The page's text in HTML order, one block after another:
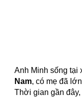
Anh Minh sống tại
Nam, có mẹ đã
Thời gian gần